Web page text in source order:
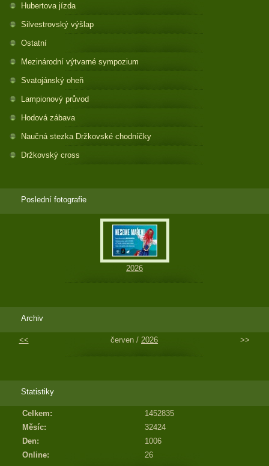
Hubertova jízda
Silvestrovský výšlap
Ostatní
Mezinárodní výtvarné sympozium
Svatojánský oheň
Lampionový průvod
Hodová zábava
Naučná stezka Držkovské chodníčky
Držkovský cross
Poslední fotografie
2026
Archiv
<< červen / 2026 >>
Statistiky
Online: 26
Celkem:
1452835
Měsíc:
32424
Den:
1006